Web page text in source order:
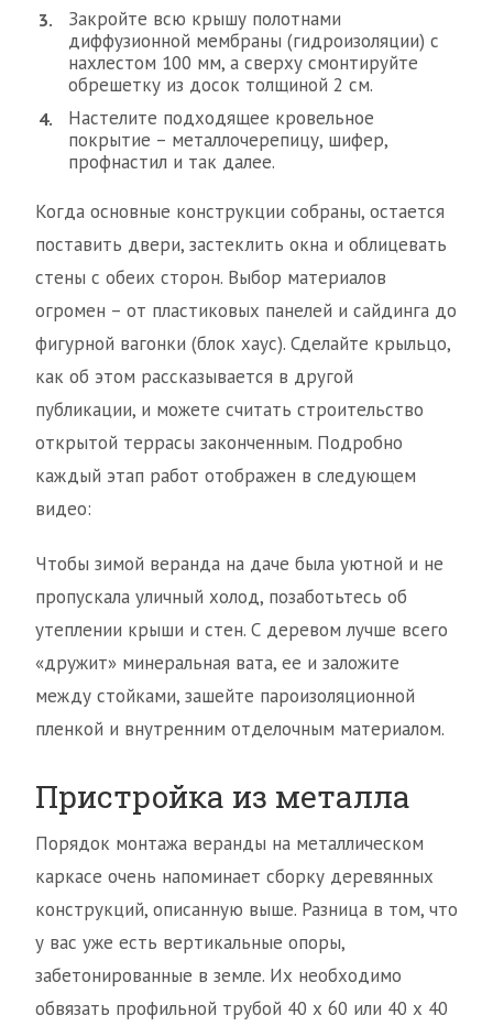
Закройте всю крышу полотнами
диффузионной мембраны (гидроизоляции) с
нахлестом 100 мм, а сверху смонтируйте
обрешетку из досок толщиной 2 см.
Настелите подходящее кровельное
покрытие – металлочерепицу, шифер,
профнастил и так далее.
Когда основные конструкции собраны, остается
поставить двери, застеклить окна и облицевать
стены с обеих сторон. Выбор материалов
огромен – от пластиковых панелей и сайдинга до
фигурной вагонки (блок хаус). Сделайте крыльцо,
как об этом рассказывается в другой
публикации, и можете считать строительство
открытой террасы законченным. Подробно
каждый этап работ отображен в следующем
видео:
Чтобы зимой веранда на даче была уютной и не
пропускала уличный холод, позаботьтесь об
утеплении крыши и стен. С деревом лучше всего
«дружит» минеральная вата, ее и заложите
между стойками, зашейте пароизоляционной
пленкой и внутренним отделочным материалом.
Пристройка из металла
Порядок монтажа веранды на металлическом
каркасе очень напоминает сборку деревянных
конструкций, описанную выше. Разница в том, что
у вас уже есть вертикальные опоры,
забетонированные в земле. Их необходимо
обвязать профильной трубой 40 х 60 или 40 х 40